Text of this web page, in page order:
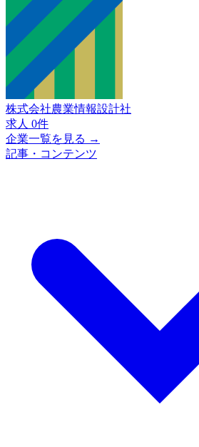
株式会社農業情報設計社
求人 0件
企業一覧を見る →
記事・コンテンツ